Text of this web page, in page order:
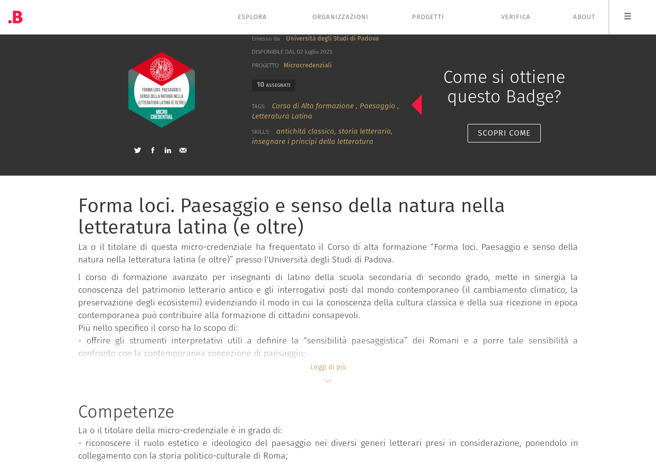
ESPLORA ORGANIZZAZIONI PROGETTI VERIFICA ABOUT
Emesso da Università degli Studi di Padova
DISPONIBILE DAL 02 luglio 2025
PROGETTO
Microcredenziali
10 ASSEGNATI
TAGS: Corso di Alta formazione , Paesaggio ,
Letteratura Latina
SKILLS: antichità classica,storia letteraria,
insegnare i principi della letteratura
Come si ottiene
questo Badge?
SCOPRI COME
Forma loci. Paesaggio e senso della natura nella
letteratura latina (e oltre)
La o il titolare di questa micro-credenziale ha frequentato il Corso di alta formazione “Forma loci. Paesaggio e senso della
natura nella letteratura latina (e oltre)” presso l'Università degli Studi di Padova.
l corso di formazione avanzato per insegnanti di latino della scuola secondaria di secondo grado, mette in sinergia la
conoscenza del patrimonio letterario antico e gli interrogativi posti dal mondo contemporaneo (il cambiamento climatico, la
preservazione degli ecosistemi) evidenziando il modo in cui la conoscenza della cultura classica e della sua ricezione in epoca
contemporanea può contribuire alla formazione di cittadini consapevoli.
Più nello specifico il corso ha lo scopo di:
- offrire gli strumenti interpretativi utili a definire la “sensibilità paesaggistica” dei Romani e a porre tale sensibilità a
confronto con la contemporanea concezione di paesaggio;
- far acquisire consapevolezza del ruolo rivestito dal paesaggio nei diversi generi letterari e della sua evoluzione in relazione
all'esame della ricezione delle fonti antiche in età moderna.
Le lezioni sono tenute in italiano.
Leggi di più
Competenze
La o il titolare della micro-credenziale è in grado di:
- riconoscere il ruolo estetico e ideologico del paesaggio nei diversi generi letterari presi in considerazione, ponendolo in
collegamento con la storia politico-culturale di Roma;